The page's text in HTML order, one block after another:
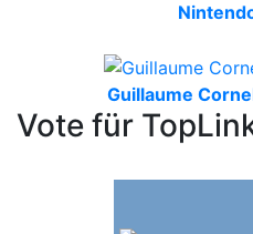
Guillaume
Vote für